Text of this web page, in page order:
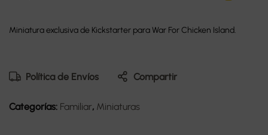
Miniatura exclusiva de Kickstarter para War For Chicken Island.
Política de Envíos Compartir
Categorías: Familiar, Miniaturas